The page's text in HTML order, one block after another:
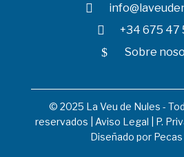

 +34 675 47
$ Sobre
© 2025 La Veu de Nules -
reservados | Aviso Legal P.
Diseñado por